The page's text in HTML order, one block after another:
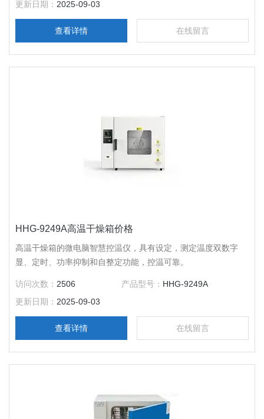
物托架（标配）：2块$n定时范围：1-9999分钟
更新日期： 2025-09-03
查看详情 在线留言
HHG-9249A高温干燥箱价格
高温干燥箱的微电脑智慧控温仪，具有设定，测定温度双数字
显、定时、功率抑制和自整定功能，控温可靠。
访问次数： 2506 产品型号： HHG-9249A
更新日期： 2025-09-03
查看详情 在线留言